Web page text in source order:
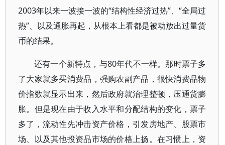
2003年以来一波接一波的“结构性经济过热”、“全局过
热”、以及通胀再起，从根本上看都是被动放出过量货
币的结果。
还有一个新特点，与80年代不一样。那时票子多
了大家就多买消费品，强购农副产品，很快消费品物
价指数就显示出来，然后政府就治理整顿，压通货膨
胀。但是现在由于收入水平和分配结构的变化，票子
多了，流动性先冲击资产价格，引发房地产、股票市
场、以及其他投资品市场的价格上扬。在习惯上，资